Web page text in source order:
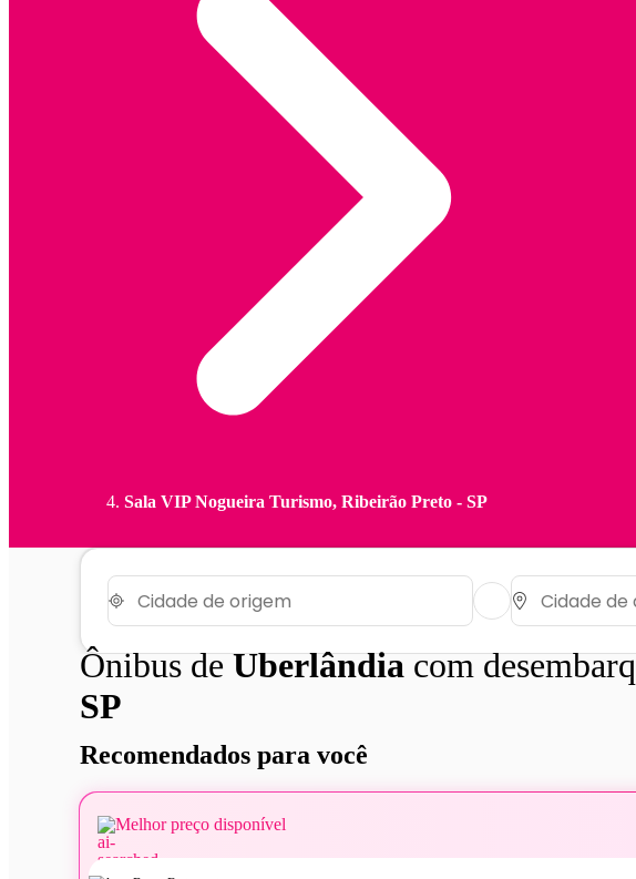
Sala VIP Nogueira Turismo, Ribeirão Preto - SP
Ônibus deUberlândiacom
SP
Recomendados para você
Melhor preço disponível